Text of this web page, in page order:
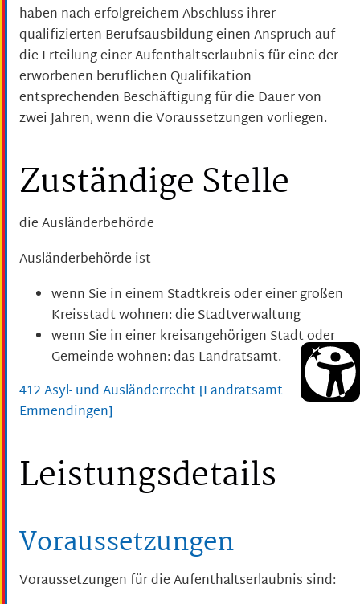
haben nach erfolgreichem Abschluss ihrer
qualifizierten Berufsausbildung einen Anspruch auf
die Erteilung einer Aufenthaltserlaubnis für eine der
erworbenen beruflichen Qualifikation
entsprechenden Beschäftigung für die Dauer von
zwei Jahren, wenn die Voraussetzungen vorliegen.
Zuständige Stelle
die Ausländerbehörde
Ausländerbehörde ist
wenn Sie in einem Stadtkreis oder einer großen
Kreisstadt wohnen: die Stadtverwaltung
wenn Sie in einer kreisangehörigen Stadt oder
Gemeinde wohnen: das Landratsamt.
412 Asyl- und Ausländerrecht [Landratsamt
Emmendingen]
Leistungsdetails
Voraussetzungen
Voraussetzungen für die Aufenthaltserlaubnis sind: